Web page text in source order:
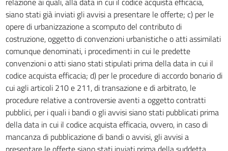
27
TITOLO IV
MODALITÀ DI AFFIDAMENTO - PRINCIPI COMUNI
28
29
30
31
32
33
34
siano stati già inviati gli avvisi a presentare le offerte; c) per le
opere di urbanizzazione a scomputo del contributo di
costruzione, oggetto di convenzioni urbanistiche o atti assimilati
comunque denominati, i procedimenti in cui le predette
convenzioni o atti siano stati stipulati prima della data in cui il
codice acquista efficacia; d) per le procedure di accordo bonario di
cui agli articoli 210 e 211, di transazione e di arbitrato, le
procedure relative a controversie aventi a oggetto contratti
pubblici, per i quali i bandi o gli avvisi siano stati pubblicati prima
della data in cui il codice acquista efficacia, ovvero, in caso di
mancanza di pubblicazione di bandi o avvisi, gli avvisi a